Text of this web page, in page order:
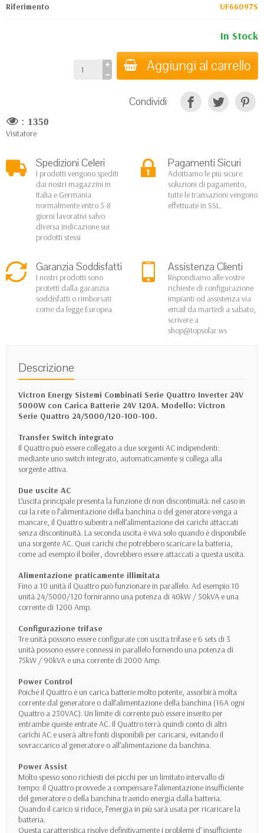
Riferimento UF66097S
In Stock
Aggiungi al carrello
Condividi
: 1350
Visitatore
Spedizioni Celeri
I prodotti vengono spediti
dai nostri magazzini in
Italia e Germania
normalmente entro 5-8
giorni lavorativi salvo
diversa indicazione sui
prodotti stessi
Pagamenti Sicuri
Adottiamo le più sicure
soluzioni di pagamento,
tutte le transazioni vengono
effettuate in SSL.
Garanzia Soddisfatti
I nostri prodotti sono
protetti dalla garanzia
soddisfatti o rimborsati
come da legge Europea
Assistenza Clienti
Rispondiamo alle vostre
richieste di configurazione
impianti od assistenza via
email da martedì a sabato,
scrivere a
shop@topsolar.ws
Descrizione
Victron Energy Sistemi Combinati Serie Quattro Inverter 24V
5000W con Carica Batterie 24V 120A. Modello: Victron
Serie Quattro 24/5000/120-100-100.
Transfer Switch integrato
Il Quattro può essere collegato a due sorgenti AC indipendenti:
mediante uno switch integrato, automaticamente si collega alla
sorgente attiva.
Due uscite AC
L’uscita principale presenta la funzione di non discontinuità: nel caso in
cui la rete o l’alimentazione della banchina o del generatore venga a
mancare, il Quattro subentra nell’alimentazione dei carichi attaccati
senza discontinuità. La seconda uscita è viva solo quando è disponibile
una sorgente AC. Quei carichi che potrebbero scaricare la batteria,
come ad esempio il boiler, dovrebbero essere attaccati a questa uscita.
Alimentazione praticamente illimitata
Fino a 10 unità il Quattro può funzionare in parallelo. Ad esempio 10
unità 24/5000/120 forniranno una potenza di 40kW / 50kVA e una
corrente di 1200 Amp.
Configurazione trifase
Tre unità possono essere configurate con uscita trifase e 6 sets di 3
unità possono essere connessi in parallelo fornendo una potenza di
75kW / 90kVA e una corrente di 2000 Amp.
Power Control
Poiché il Quattro è un carica batterie molto potente, assorbirà molta
corrente dal generatore o dall’alimentazione della banchina (16A ogni
Quattro a 230VAC). Un limite di corrente può essere inserito per
entrambe queste entrate AC. Il Quattro terrà quindi conto di altri
carichi AC e userà altre fonti disponibili per caricarsi, evitando il
sovraccarico al generatore o all’alimentazione da banchina.
Power Assist
Molto spesso sono richiesti dei picchi per un limitato intervallo di
tempo: il Quattro provvede a compensare l’alimentazione insufficiente
del generatore o della banchina traendo energia dalla batteria.
Quando il carico si riduce, l’energia in più sarà usata per ricaricare la
batteria.
Questa caratteristica risolve definitivamente i problemi d’ insufficiente